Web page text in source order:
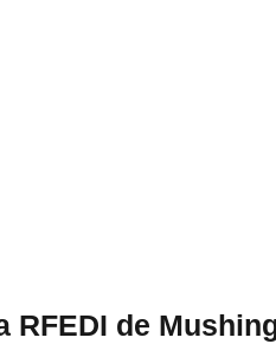
RFEDI de